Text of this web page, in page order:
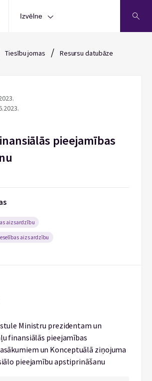
Izvēlne
Tiesību jomas / Resursu datubāze
pieejamības
aizsardzību
aizsardzību
Ministru prezidentam un
finansiālās pieejamības
un Konceptuālā ziņojuma
pieejamību apstiprināšanu